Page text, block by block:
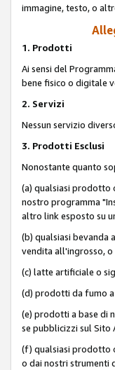
immagine, testo, o
1. Prodotti
Ai sensi del
bene fisico o digitale
2. Servizi
Nessun servizio
3. Prodotti Esclusi
Nonostante quanto
(a) qualsiasi prodotto
nostro programma
altro link esposto su
(b) qualsiasi bevanda
vendita all'ingrosso,
(c) latte artificiale o
(d) prodotti da fumo a
(e) prodotti a base di
se pubblicizzi sul Sito
(f) qualsiasi prodotto
o dai nostri strumenti